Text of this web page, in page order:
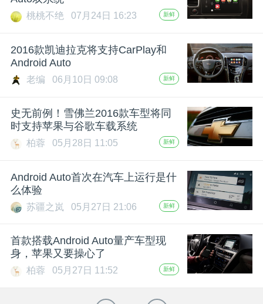
桃桃不绝 07月24日 16:23 新鲜
2016款凯迪拉克将支持CarPlay和
Android Auto
老编 06月10日 09:08 新鲜
史无前例！雪佛兰2016款车型将同
时支持苹果与谷歌车载系统
柏蓉 05月28日 11:05 新鲜
Android Auto首次在汽车上运行是什
么体验
苏疆之岚 05月27日 21:06 新鲜
首款搭载Android Auto量产车型现
身，苹果又要操心了
柏蓉 05月27日 11:52 新鲜